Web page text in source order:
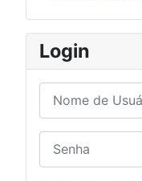
Login
Nome de Usuário